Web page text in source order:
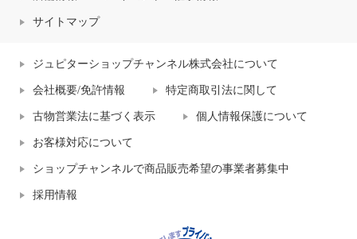
サイトマップ
ジュピターショップチャンネル株式会社について
会社概要/免許情報 特定商取引法に関して
古物営業法に基づく表示 個人情報保護について
お客様対応について
ショップチャンネルで商品販売希望の事業者募集中
採用情報